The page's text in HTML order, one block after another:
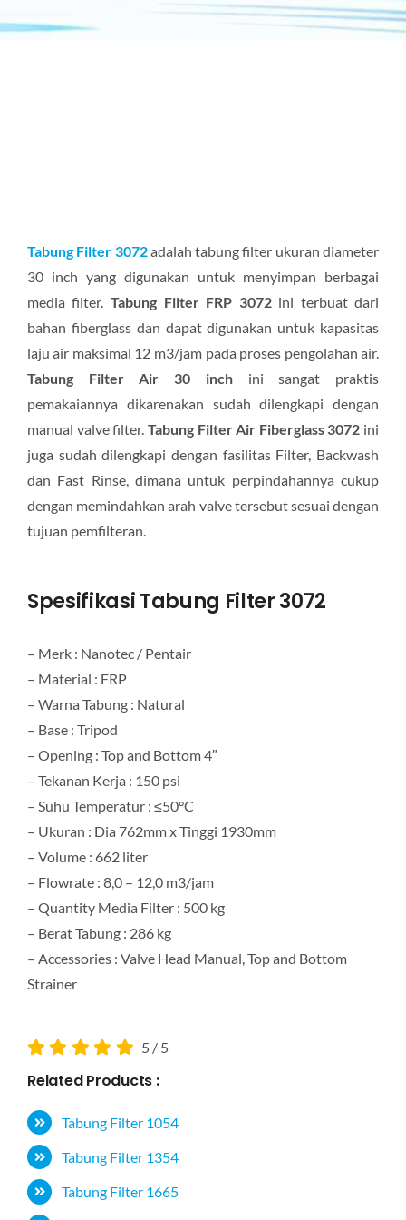
Tabung Filter 3072adalah tabung filter ukuran diameter
30 inch yang digunakan untuk menyimpan berbagai
media filter. Tabung Filter FRP 3072ini terbuat dari
bahan fiberglass dan dapat digunakan untuk kapasitas
laju air maksimal 12 m3/jam pada proses pengolahan air.
Tabung Filter Air 30 inchini sangat praktis
pemakaiannya dikarenakan sudah dilengkapi dengan
manual valve filter. Tabung Filter Air Fiberglass 3072 ini
juga sudah dilengkapi dengan fasilitas Filter, Backwash
dan Fast Rinse, dimana untuk perpindahannya cukup
dengan memindahkan arah valve tersebut sesuai dengan
tujuan pemfilteran.
Spesifikasi Tabung Filter 3072
– Merk : Nanotec / Pentair
– Material : FRP
– Warna Tabung : Natural
– Base : Tripod
– Opening : Top and Bottom 4″
– Tekanan Kerja : 150 psi
– Suhu Temperatur : ≤50°C
– Ukuran : Dia 762mm x Tinggi 1930mm
– Volume : 662 liter
– Flowrate : 8,0 – 12,0 m3/jam
– Quantity Media Filter : 500 kg
– Berat Tabung : 286 kg
– Accessories : Valve Head Manual, Top and Bottom
Strainer
5 / 5
Related Products :
Tabung Filter 1054
Tabung Filter 1354
Tabung Filter 1665